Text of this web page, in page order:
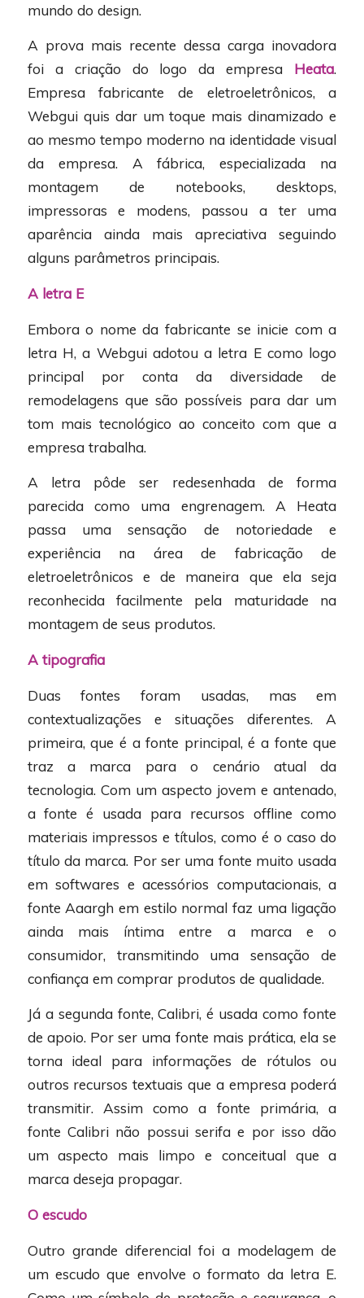
mundo do design.
A prova mais recente dessa carga inovadora
foi a criação do logo da empresa Heata.
Empresa fabricante de eletroeletrônicos, a
Webgui quis dar um toque mais dinamizado e
ao mesmo tempo moderno na identidade visual
da empresa. A fábrica, especializada na
montagem de notebooks, desktops,
impressoras e modens, passou a ter uma
aparência ainda mais apreciativa seguindo
alguns parâmetros principais.
A letra E
Embora o nome da fabricante se inicie com a
letra H, a Webgui adotou a letra E como logo
principal por conta da diversidade de
remodelagens que são possíveis para dar um
tom mais tecnológico ao conceito com que a
empresa trabalha.
A letra pôde ser redesenhada de forma
parecida como uma engrenagem. A Heata
passa uma sensação de notoriedade e
experiência na área de fabricação de
eletroeletrônicos e de maneira que ela seja
reconhecida facilmente pela maturidade na
montagem de seus produtos.
A tipografia
Duas fontes foram usadas, mas em
contextualizações e situações diferentes. A
primeira, que é a fonte principal, é a fonte que
traz a marca para o cenário atual da
tecnologia. Com um aspecto jovem e antenado,
a fonte é usada para recursos offline como
materiais impressos e títulos, como é o caso do
título da marca. Por ser uma fonte muito usada
em softwares e acessórios computacionais, a
fonte Aaargh em estilo normal faz uma ligação
ainda mais íntima entre a marca e o
consumidor, transmitindo uma sensação de
confiança em comprar produtos de qualidade.
Já a segunda fonte, Calibri, é usada como fonte
de apoio. Por ser uma fonte mais prática, ela se
torna ideal para informações de rótulos ou
outros recursos textuais que a empresa poderá
transmitir. Assim como a fonte primária, a
fonte Calibri não possui serifa e por isso dão
um aspecto mais limpo e conceitual que a
marca deseja propagar.
O escudo
Outro grande diferencial foi a modelagem de
um escudo que envolve o formato da letra E.